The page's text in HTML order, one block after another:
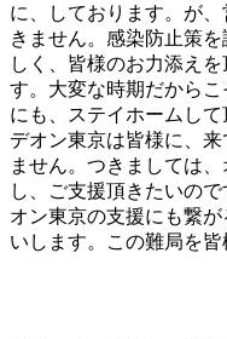
に、しております。が
きません。感染防止策
しく、皆様のお力添え
す。大変な時期だから
にも、ステイホームし
デオン東京は皆様に、
ません。つきましては
し、ご支援頂きたいの
オン東京の支援にも繋
いします。この難局を皆